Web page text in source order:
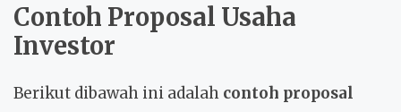
Contoh Proposal Usaha
Investor
Berikut dibawah ini adalah contoh proposal